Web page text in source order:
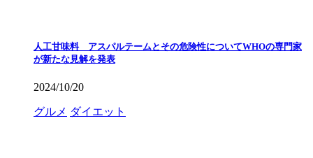
人工甘味料 アスパルテームとその危険性についてWHOの専門家
が新たな見解を発表
2024/10/20
グルメ ダイエット